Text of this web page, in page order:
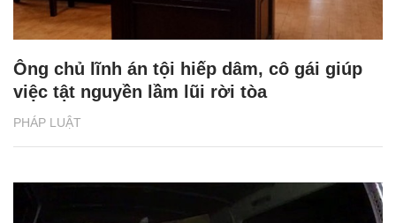
PHÁP LUẬT
Ông chủ lĩnh án tội hiếp dâm, cô gái giúp
việc tật nguyền lầm lũi rời tòa